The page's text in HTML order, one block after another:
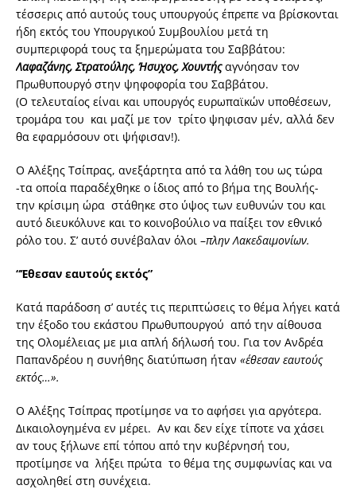
τέσσερις από αυτούς τους υπουργούς έπρεπε να βρίσκονται
ήδη εκτός του Υπουργικού Συμβουλίου μετά τη
συμπεριφορά τους τα ξημερώματα του Σαββάτου:
Λαφαζάνης, Στρατούλης, Ήσυχος, Χουντήςαγνόησαν τον
Πρωθυπουργό στην ψηφοφορία του Σαββάτου.
(Ο τελευταίος είναι και υπουργός ευρωπαϊκών υποθέσεων,
τρομάρα του και μαζί με τον τρίτο ψηφισαν μέν, αλλά δεν
θα εφαρμόσουν οτι ψήφισαν!).
Ο Αλέξης Τσίπρας, ανεξάρτητα από τα λάθη του ως τώρα
-τα οποία παραδέχθηκε ο ίδιος από το βήμα της Βουλής-
την κρίσιμη ώρα στάθηκε στο ύψος των ευθυνών του και
αυτό διευκόλυνε και το κοινοβούλιο να παίξει τον εθνικό
ρόλο του. Σ’ αυτό συνέβαλαν όλοι –πλην Λακεδαιμονίων.
“Έθεσαν εαυτούς εκτός”
Κατά παράδοση σ’ αυτές τις περιπτώσεις το θέμα λήγει κατά
την έξοδο του εκάστου Πρωθυπουργού από την αίθουσα
της Ολομέλειας με μια απλή δήλωσή του. Για τον Ανδρέα
Παπανδρέου η συνήθης διατύπωση ήταν «έθεσαν εαυτούς
εκτός…».
Ο Αλέξης Τσίπρας προτίμησε να το αφήσει για αργότερα.
Δικαιολογημένα εν μέρει. Αν και δεν είχε τίποτε να χάσει
αν τους ξήλωνε επί τόπου από την κυβέρνησή του,
προτίμησε να λήξει πρώτα το θέμα της συμφωνίας και να
ασχοληθεί στη συνέχεια.